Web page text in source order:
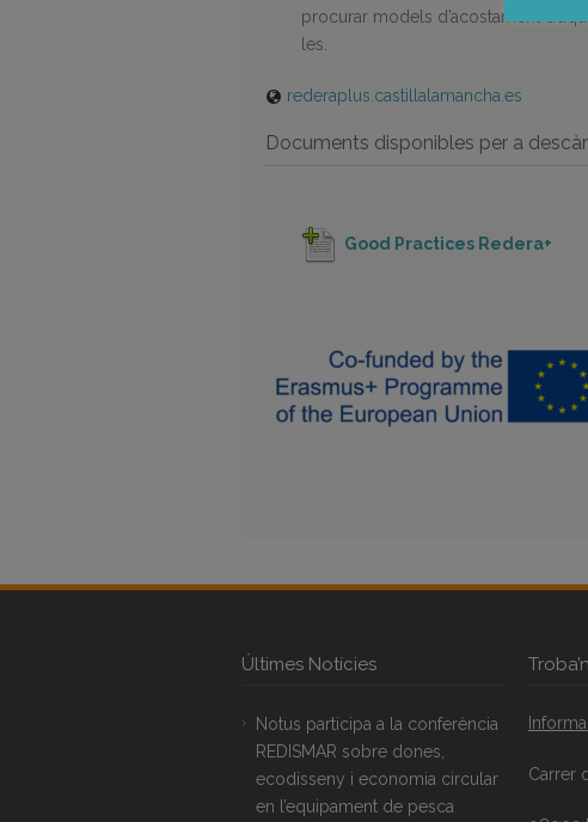
procurar models d’acostament
les.
rederaplus.castillalamancha.es
Documents disponibles per a
Good Practices Redera+
Últimes Notícies
Notus participa a la conferència
REDISMAR sobre dones,
ecodisseny i economia circular
en l’equipament de pesca
Carrer